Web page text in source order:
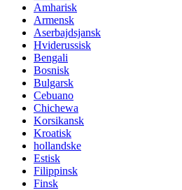
Amharisk
Armensk
Aserbajdsjansk
Hviderussisk
Bengali
Bosnisk
Bulgarsk
Cebuano
Chichewa
Korsikansk
Kroatisk
hollandske
Estisk
Filippinsk
Finsk